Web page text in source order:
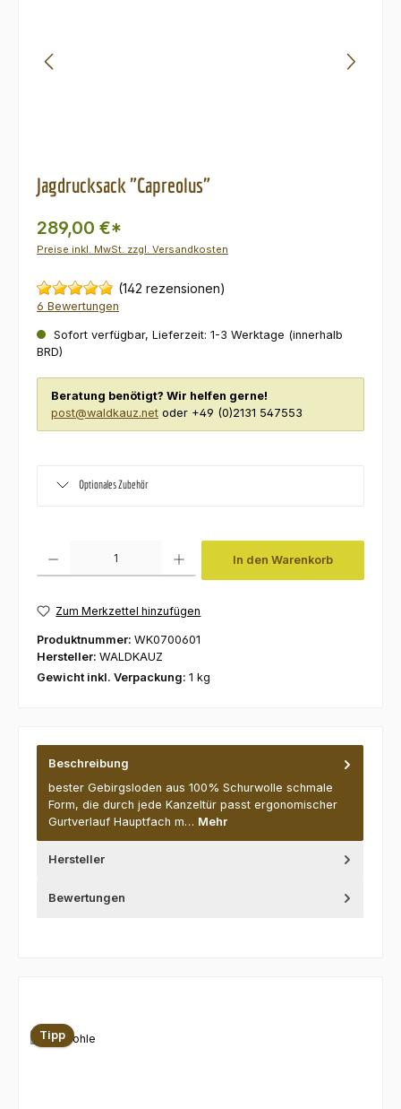
Jagdrucksack "Capreolus"
289,00 €*
Preise inkl. MwSt. zzgl. Versandkosten
(142 rezensionen)
6 Bewertungen
Sofort verfügbar, Lieferzeit: 1-3 Werktage (innerhalb
BRD)
Beratung benötigt? Wir helfen gerne!
post@waldkauz.net oder +49 (0)2131 547553
Optionales Zubehör
In den Warenkorb
Zum Merkzettel hinzufügen
Produktnummer: WK0700601
Hersteller: WALDKAUZ
Gewicht inkl. Verpackung: 1 kg
Beschreibung
bester Gebirgsloden aus 100% Schurwolle schmale
Form, die durch jede Kanzeltür passt ergonomischer
Gurtverlauf Hauptfach m… Mehr
Hersteller
Bewertungen
Tipp